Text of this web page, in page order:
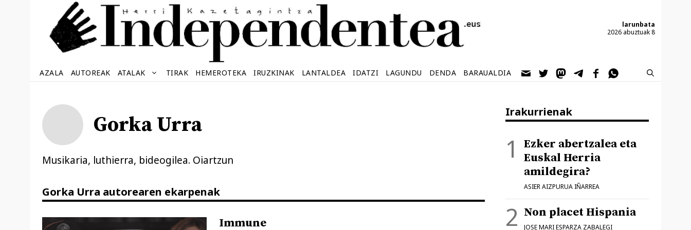
larunbata
2026 abuztuak 8
AZALA AUTOREAK ATALAK TIRAK HEMEROTEKA IRUZKINAK LANTALDEA IDATZI LAGUNDU DENDA BARAUALDIA
Gorka Urra
Musikaria, luthierra, bideogilea. Oiartzun
Gorka Urra autorearen ekarpenak
Immune
Irakurrienak
Ezker abertzalea eta
Euskal Herria
amildegira?
ASIER AIZPURUA IÑARREA
Non placet Hispania
JOSE MARI ESPARZA ZABALEGI